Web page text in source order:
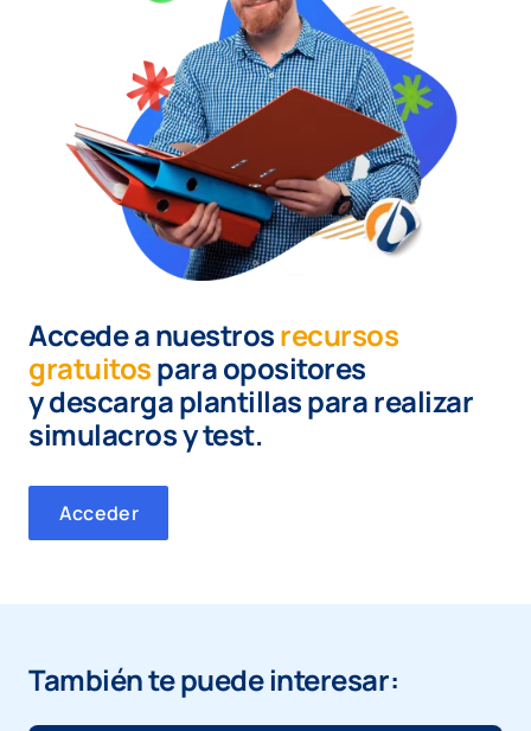
Accede a nuestrosrecursos
gratuitospara opositores
ydescarga plantillas para realizar
simulacros y test.
Acceder
También te puede interesar: